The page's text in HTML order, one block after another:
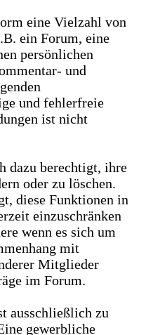
eine Vielzahl von
ein Forum, eine
persönlichen
und
und fehlerfreie
ist nicht
dazu berechtigt, ihre
oder zu löschen.
diese Funktionen in
einzuschränken
wenn es sich um
mit
Mitglieder
im Forum.
ausschließlich zu
gewerbliche